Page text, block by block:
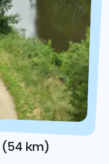
(54 km)